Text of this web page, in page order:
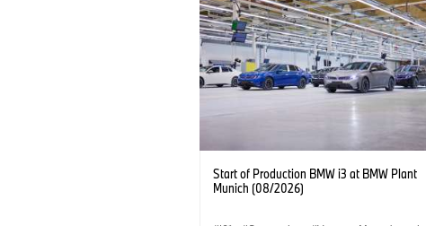
Start of Production BMW i3 at BMW Plant
Munich (08/2026)